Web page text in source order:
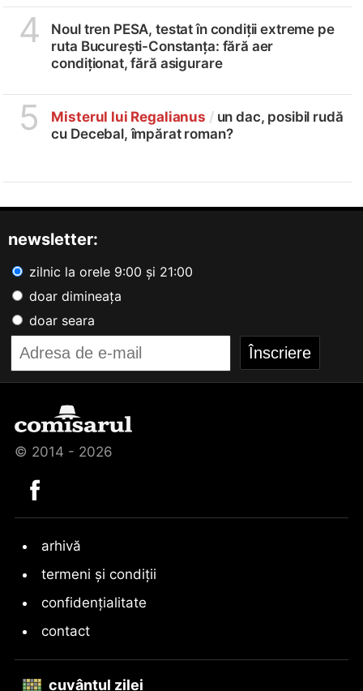
4
Noul tren PESA, testat în condiții extreme pe
ruta București-Constanța: fără aer
condiționat, fără asigurare
5 Misterul lui Regalianus /un dac, posibil rudă
cu Decebal, împărat roman?
newsletter:
zilnic la orele 9:00 și 21:00
doar dimineața
doar seara
© 2014 - 2026
arhivă
termeni și condiții
confidențialitate
contact
cuvântul zilei